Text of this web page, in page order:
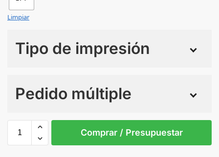
Limpiar
Tipo de impresión
Pedido múltiple
Comprar / Presupuestar